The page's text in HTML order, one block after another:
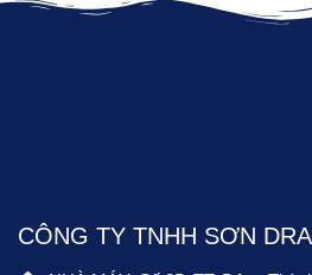
CÔNG TY TNHH SƠN